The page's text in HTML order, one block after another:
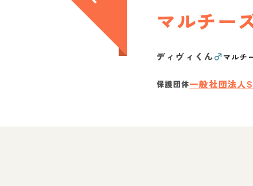
マルチー
ディヴィくん♂マルチ
保護団体一般社団法人